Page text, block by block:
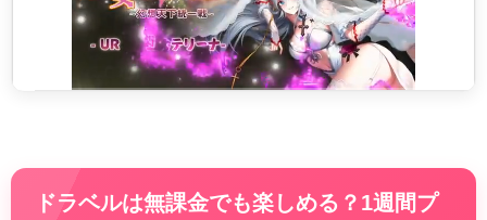
ドラベルは無課金でも楽しめる？1週間プ